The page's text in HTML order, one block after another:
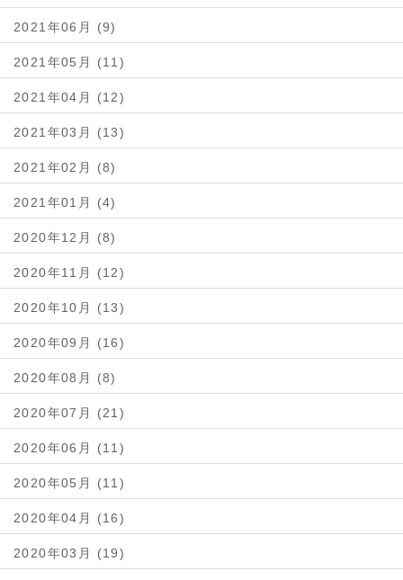
2021年06月 (9)
2021年05月 (11)
2021年04月 (12)
2021年03月 (13)
2021年02月 (8)
2021年01月 (4)
2020年12月 (8)
2020年11月 (12)
2020年10月 (13)
2020年09月 (16)
2020年08月 (8)
2020年07月 (21)
2020年06月 (11)
2020年05月 (11)
2020年04月 (16)
2020年03月 (19)